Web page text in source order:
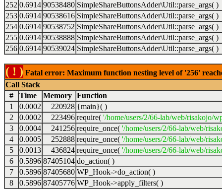
252 0.6914 90538480 SimpleShareButtonsAdder\Util::parse_args( )
253 0.6914 90538616 SimpleShareButtonsAdder\Util::parse_args( )
254 0.6914 90538752 SimpleShareButtonsAdder\Util::parse_args( )
255 0.6914 90538888 SimpleShareButtonsAdder\Util::parse_args( )
256 0.6914 90539024 SimpleShareButtonsAdder\Util::parse_args( )
( ! ) Fatal error: Maximum function nesting level of '256'
Call Stack
#
Time Memory Function
1
0.0002 220928 {main}( )
2
0.0002 223496 require( '/home/users/2/66-lab/web/risakojo/
3
0.0004 241256 require_once( '/home/users/2/66-lab/web/
4
0.0005 252888 require_once( '/home/users/2/66-lab/web/
5
0.0013 436824 require_once( '/home/users/2/66-lab/web/
6
0.5896 87405104 do_action( )
7
0.5896 87405680 WP_Hook->do_action( )
8
0.5896 87405776 WP_Hook->apply_filters( )